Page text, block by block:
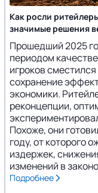
Как росли
значимые решения
Прошедший 2025
периодом
игроков
сохранение
экономики.
реконцепции,
Похоже, они
году, от которого
издержек,
изменений в
Подробнее